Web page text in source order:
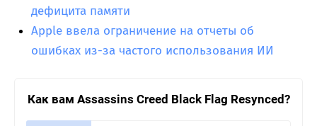
дефицита памяти
Apple ввела ограничение на отчеты об
ошибках из-за частого использования ИИ
Как вам Assassins Creed Black Flag Resynced?